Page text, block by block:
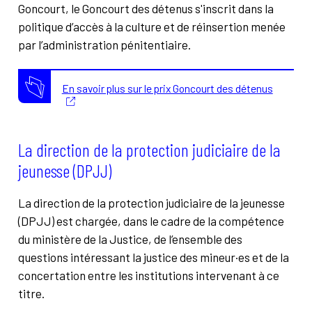
Goncourt, le Goncourt des détenus s'inscrit dans la
politique d’accès à la culture et de réinsertion menée
par l’administration pénitentiaire.
En savoir plus sur le prix Goncourt des détenus
La direction de la protection judiciaire de la
jeunesse (DPJJ)
La direction de la protection judiciaire de la jeunesse
(DPJJ) est chargée, dans le cadre de la compétence
du ministère de la Justice, de l’ensemble des
questions intéressant la justice des mineur·es et de la
concertation entre les institutions intervenant à ce
titre.